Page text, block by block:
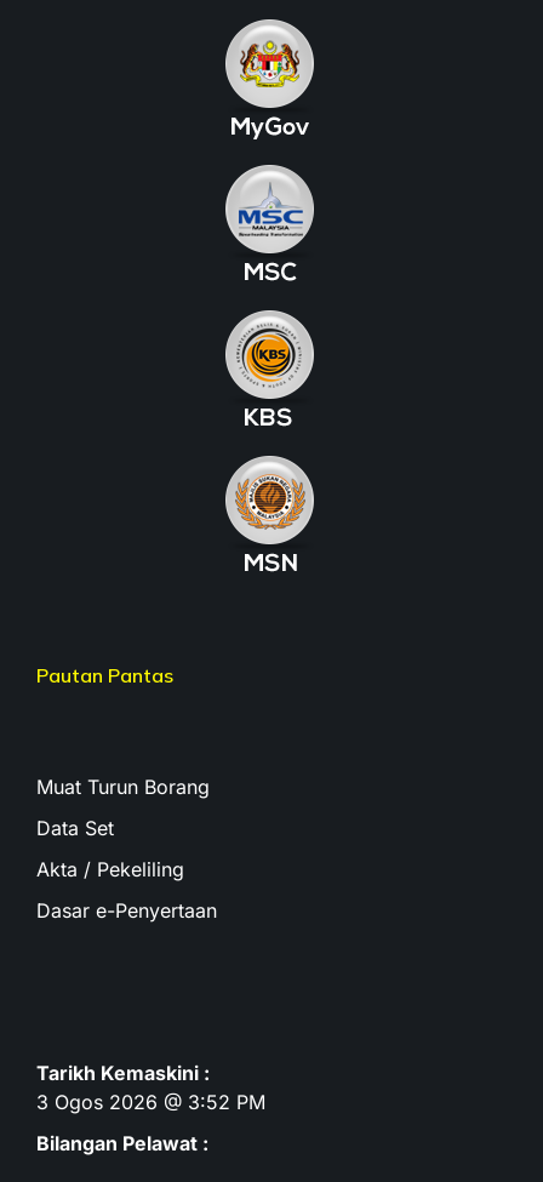
Pautan Pantas
Muat Turun Borang
Data Set
Akta / Pekeliling
Dasar e-Penyertaan
Tarikh Kemaskini :
3 Ogos 2026 @ 3:52 PM
Bilangan Pelawat :